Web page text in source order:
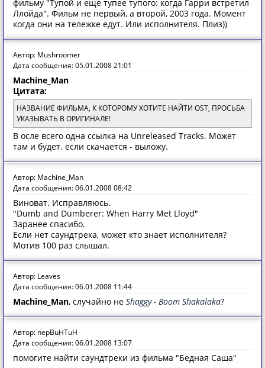
фильму "Тупой и еще тупее тупого: когда Гарри встретил
Ллойда". Фильм не первый, а второй, 2003 года. Момент
когда они на тележке едут. Или исполнителя. Плиз))
Автор: Mushroomer
Дата сообщения: 05.01.2008 21:01
Machine_Man
Цитата:
НАЗВАНИЕ ФИЛЬМА, К КОТОРОМУ ХОТИТЕ НАЙТИ OST, ПРОСЬБА
УКАЗЫВАТЬ В ОРИГИНАЛЕ!
В осле всего одна ссылка на Unreleased Tracks. Может
там и будет. если скачается - выложу.
Автор: Machine_Man
Дата сообщения: 06.01.2008 08:42
Виноват. Исправляюсь.
"Dumb and Dumberer: When Harry Met Lloyd"
Заранее спасибо.
Если нет саундтрека, может кто знает исполнителя?
Мотив 100 раз слышал.
Автор: Leaves
Дата сообщения: 06.01.2008 11:44
Machine_Man, случайно не Shaggy - Boom Shakalaka?
Автор: nepBuHTuH
Дата сообщения: 06.01.2008 13:07
помогите найти саундтреки из фильма "Бедная Саша"